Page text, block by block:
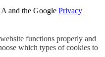
and the Google Privacy
functions properly and
which types of cookies to